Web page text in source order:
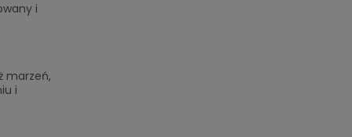
i
marzeń,
i